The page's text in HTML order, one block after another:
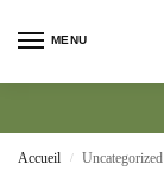
MENU
Accueil / Uncategorized